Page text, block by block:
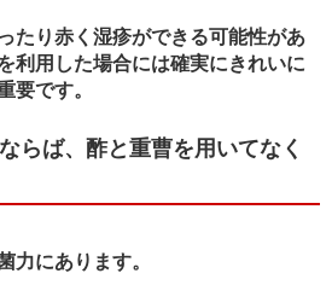
たり赤く湿疹ができる可能性があ
利用した場合には確実にきれいに
要です。
らば、酢と重曹を用いてなく
力にあります。